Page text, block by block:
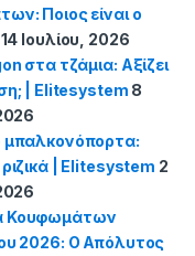
Ποιος είναι ο
14 Ιουλίου, 2026
στα τζάμια: Αξίζει
| Elitesystem 8
μπαλκονόπορτα:
| Elitesystem 2
Κουφωμάτων
2026: Ο Απόλυτος